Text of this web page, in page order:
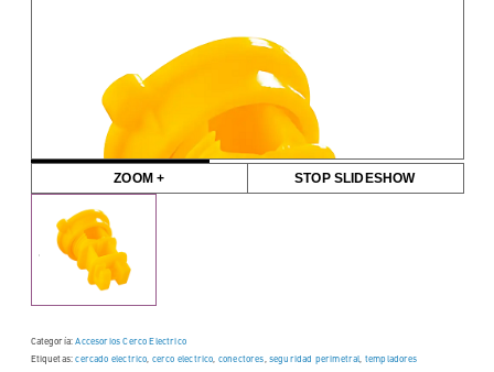
ZOOM + STOP SLIDESHOW
Categoría:Accesorios Cerco Electrico
Etiquetas:cercado electrico, cerco electrico, conectores, seguridad perimetral, templadores